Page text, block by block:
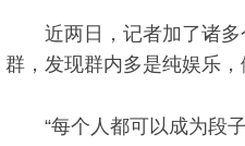
近两日，记者加了诸多
群，发现群内多是纯娱乐，
“每个人都可以成为段子